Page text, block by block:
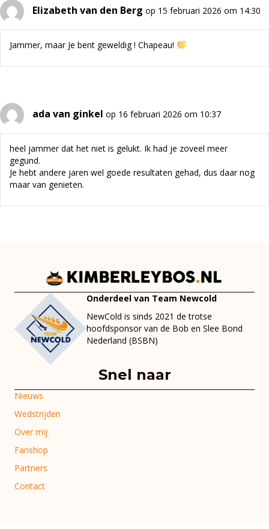
Elizabeth van den Berg op 15 februari 2026 om 14:30
Jammer, maar Je bent geweldig ! Chapeau!
ada van ginkel op 16 februari 2026 om 10:37
heel jammer dat het niet is gelukt. Ik had je zoveel meer
gegund.
Je hebt andere jaren wel goede resultaten gehad, dus daar nog
maar van genieten.
Onderdeel van Team Newcold
NewCold is sinds 2021 de trotse
hoofdsponsor van de Bob en Slee Bond
Nederland (BSBN)
Snel naar
Nieuws
Wedstrijden
Over mij
Fanshop
Partners
Contact